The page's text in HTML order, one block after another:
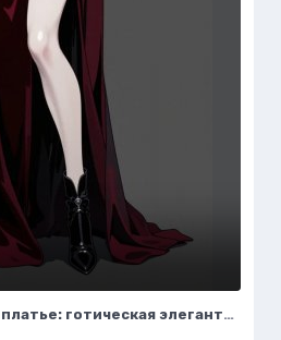
Вампирша в бархатном платье: готическая элегантность и таинственная красота ночи. Изображение из нейросети Flux Ai